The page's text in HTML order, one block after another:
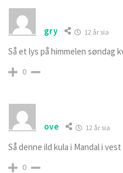
gry 12 år sia
Så et lys på himmelen søndag
0
ove 12 år sia
Så denne ild kula i Mandal i
0